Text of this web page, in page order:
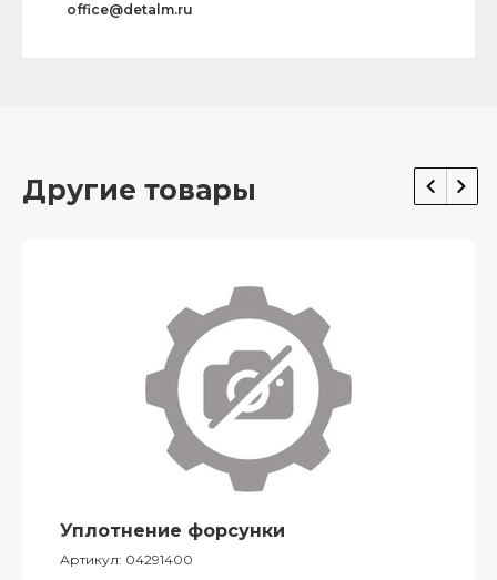
office@detalm.ru
Другие товары
Уплотнение форсунки
Артикул: 04291400